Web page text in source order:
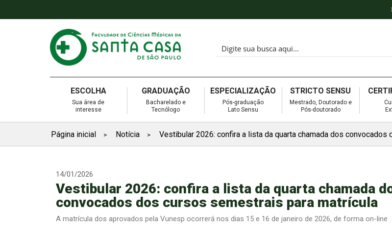
ESCOLHA
Sua área de
interesse
GRADUAÇÃO
Bacharelado e
Tecnólogo
ESPECIALIZAÇÃO
Pós-graduação
Lato Sensu
STRICTO SENSU
Mestrado, Doutorado e
Pós-doutorado
Página inicial > Notícia > Vestibular 2026: confira a lista da quarta chamada dos
14/01/2026
Vestibular 2026: confira a lista da quarta chamada
convocados dos cursos semestrais para matrícula
A matrícula dos aprovados pela Vunesp ocorrerá nos dias 15 e 16 de janeiro de 2026, de forma on-line